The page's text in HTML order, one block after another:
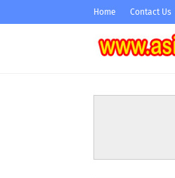
Home Contact Us